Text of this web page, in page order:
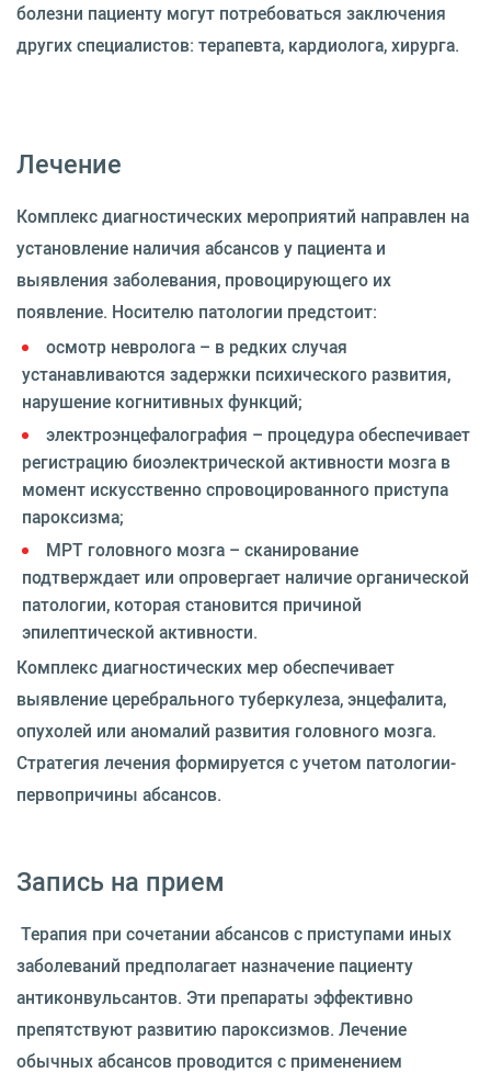
болезни пациенту могут потребоваться заключения
других специалистов: терапевта, кардиолога, хирурга.
Лечение
Комплекс диагностических мероприятий направлен на
установление наличия абсансов у пациента и
выявления заболевания, провоцирующего их
появление. Носителю патологии предстоит:
осмотр невролога – в редких случая
устанавливаются задержки психического развития,
нарушение когнитивных функций;
электроэнцефалография – процедура обеспечивает
регистрацию биоэлектрической активности мозга в
момент искусственно спровоцированного приступа
пароксизма;
МРТ головного мозга – сканирование
подтверждает или опровергает наличие органической
патологии, которая становится причиной
эпилептической активности.
Комплекс диагностических мер обеспечивает
выявление церебрального туберкулеза, энцефалита,
опухолей или аномалий развития головного мозга.
Стратегия лечения формируется с учетом патологии-
первопричины абсансов.
Запись на прием
Терапия при сочетании абсансов с приступами иных
заболеваний предполагает назначение пациенту
антиконвульсантов. Эти препараты эффективно
препятствуют развитию пароксизмов. Лечение
обычных абсансов проводится с применением